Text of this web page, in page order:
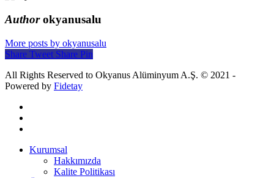
Authorokyanusalu
More posts by okyanusalu
Share Tweet Share Pin
All Rights Reserved to Okyanus Alüminyum A.Ş. © 2021 -
Powered by Fidetay
Kurumsal
Hakkımızda
Kalite Politikası